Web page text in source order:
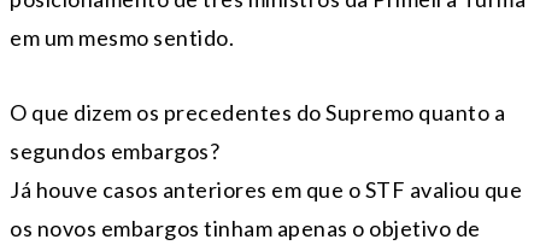
em um mesmo sentido.
O que dizem os precedentes do Supremo quanto a
segundos embargos?
Já houve casos anteriores em que o STF avaliou que
os novos embargos tinham apenas o objetivo de